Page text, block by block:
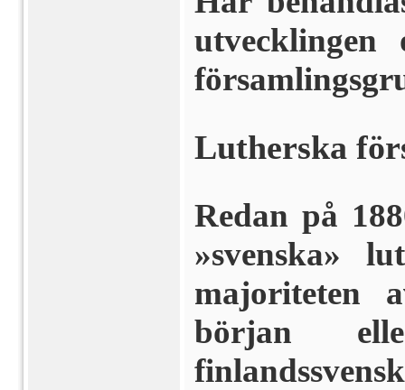
utvecklingen
Lutherska
Redan på
»svenska»
majoriteten
början